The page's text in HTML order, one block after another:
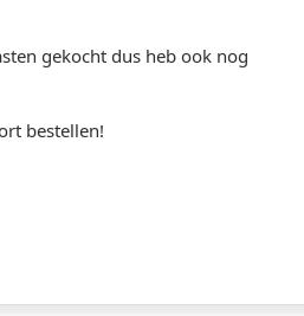
gekocht dus heb ook nog
bestellen!